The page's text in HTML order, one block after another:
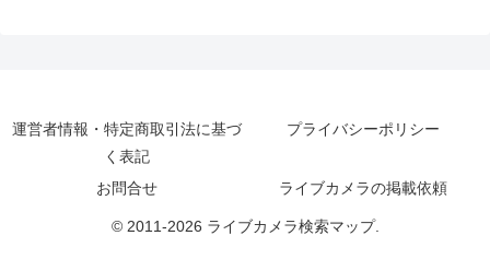
運営者情報・特定商取引法に基づ
く表記
プライバシーポリシー
お問合せ ライブカメラの掲載依頼
© 2011-2026 ライブカメラ検索マップ.